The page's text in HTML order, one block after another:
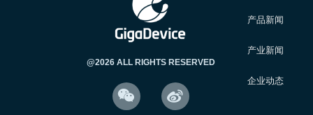
@2026 ALL RIGHTS RESERVED
 
产品新闻
产业新闻
企业动态